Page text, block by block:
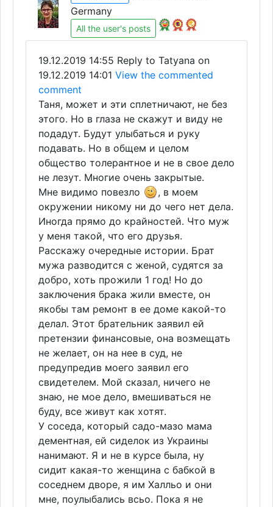
Germany
All the user's posts
19.12.2019 14:55 Reply to Tatyana on
19.12.2019 14:01 View the commented
comment
Таня, может и эти сплетничают, не без
этого. Но в глаза не скажут и виду не
подадут. Будут улыбаться и руку
подавать. Но в общем и целом
общество толерантное и не в свое дело
не лезут. Многие очень закрытые.
Мне видимо повезло
, в моем
окружении никому ни до чего нет дела.
Иногда прямо до крайностей. Что муж
у меня такой, что его друзья.
Расскажу очередные истории. Брат
мужа разводится с женой, судятся за
добро, хоть прожили 1 год! Но до
заключения брака жили вместе, он
якобы там ремонт в ее доме какой-то
делал. Этот брательник заявил ей
претензии финансовые, она возмещать
не желает, он на нее в суд, не
предупредив моего заявил его
свидетелем. Мой сказал, ничего не
знаю, не мое дело, вмешиваться не
буду, все живут как хотят.
У соседа, который садо-мазо мама
дементная, ей сиделок из Украины
нанимают. Я и не в курсе была, ну
сидит какая-то женщина с бабкой в
соседнем дворе, я им Халльо и они
мне, поулыбались всьо. Пока я не